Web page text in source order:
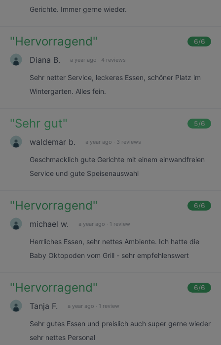
Gerichte. Immer gerne wieder.
"Hervorragend" 6/6
Diana B. a year ago · 4 reviews
Sehr netter Service, leckeres Essen, schöner Platz im
Wintergarten. Alles fein.
"Sehr gut" 5/6
waldemar b. a year ago · 3 reviews
Geschmacklich gute Gerichte mit einem einwandfreien
Service und gute Speisenauswahl
"Hervorragend" 6/6
michael w. a year ago · 1 review
Herrliches Essen, sehr nettes Ambiente. Ich hatte die
Baby Oktopoden vom Grill - sehr empfehlenswert
"Hervorragend" 6/6
Tanja F. a year ago · 1 review
Sehr gutes Essen und preislich auch super gerne wieder
sehr nettes Personal